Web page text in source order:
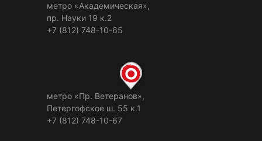
метро «Академическая»,
пр. Науки 19 к.2
+7 (812) 748-10-65
метро «Пр. Ветеранов»,
Петергофское ш. 55 к.1
+7 (812) 748-10-67